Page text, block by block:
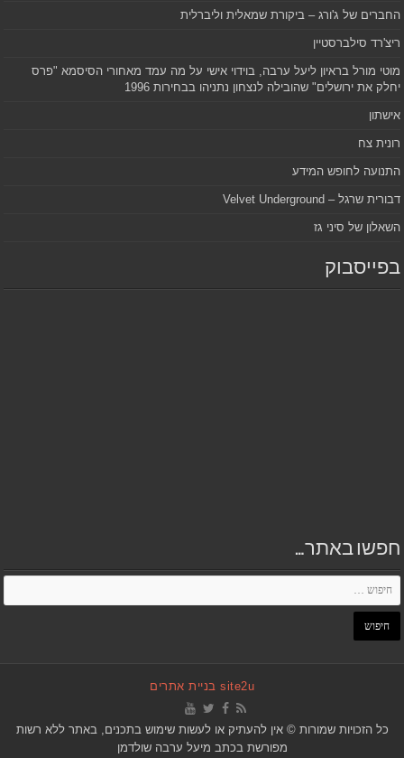
החברים של ג'ורג – ביקורת שמאלית וליברלית
ריצ'רד סילברסטיין
מוטי מורל בראיון ליעל ערבה, בוידוי אישי על מה עמד מאחורי הסיסמא "פרס
יחלק את ירושלים" שהובילה לנצחון נתניהו בבחירות 1996
אישתון
רונית צח
התנועה לחופש המידע
דבורית שרגל – Velvet Underground
השאלון של סיני גז
בפייסבוק
חפשו באתר…
site2u בניית אתרים
כל הזכויות שמורות © אין להעתיק או לעשות שימוש בתכנים, באתר ללא רשות
מפורשת בכתב מיעל ערבה שולדמן